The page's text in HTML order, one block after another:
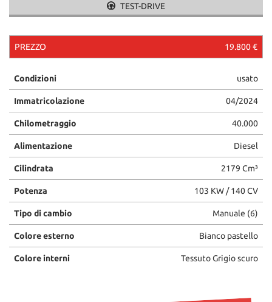
TEST-DRIVE
PREZZO 19.800 €
Condizioni usato
Immatricolazione 04/2024
Chilometraggio 40.000
Alimentazione Diesel
Cilindrata 2179 Cm³
Potenza 103 KW / 140 CV
Tipo di cambio Manuale (6)
Colore esterno Bianco pastello
Colore interni Tessuto Grigio scuro